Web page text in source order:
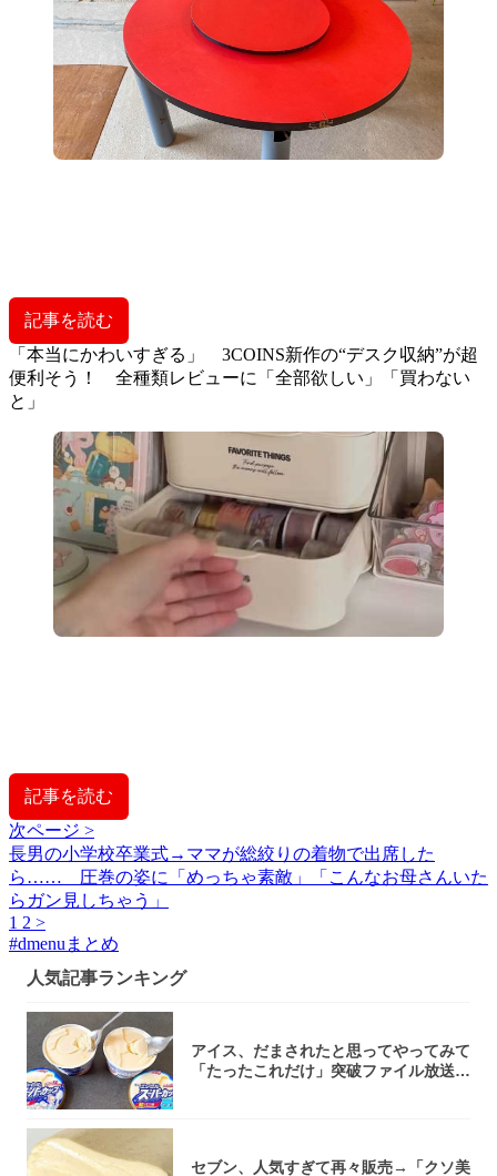
記事を読む
「本当にかわいすぎる」 3COINS新作の“デスク収納”が超
便利そう！ 全種類レビューに「全部欲しい」「買わない
と」
記事を読む
次ページ >
長男の小学校卒業式→ママが総絞りの着物で出席した
ら…… 圧巻の姿に「めっちゃ素敵」「こんなお母さんいた
らガン見しちゃう」
1 2 >
#dmenuまとめ
人気記事ランキング
アイス、だまされたと思ってやってみて
「たったこれだけ」突破ファイル放送で
セブン、人気すぎて再々販売→「クソ美